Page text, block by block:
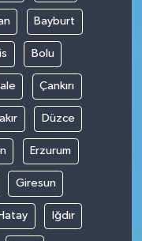
Bayburt
Bolu
Çankırı
Düzce
Erzurum
Giresun
Iğdır